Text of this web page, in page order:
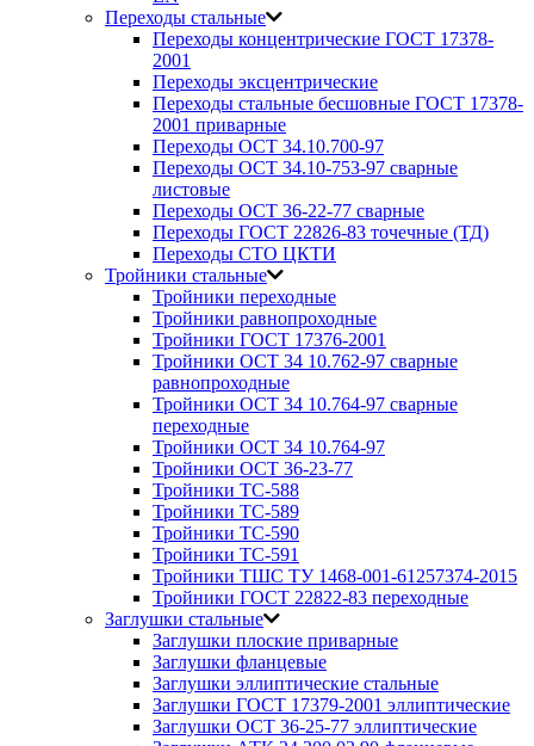
Переходы стальные
Переходы концентрические ГОСТ 17378-
2001
Переходы эксцентрические
Переходы стальные бесшовные ГОСТ 17378-
2001 приварные
Переходы ОСТ 34.10.700-97
Переходы ОСТ 34.10-753-97 сварные
листовые
Переходы ОСТ 36-22-77 сварные
Переходы ГОСТ 22826-83 точечные (ТД)
Переходы СТО ЦКТИ
Тройники стальные
Тройники переходные
Тройники равнопроходные
Тройники ГОСТ 17376-2001
Тройники ОСТ 34 10.762-97 сварные
равнопроходные
Тройники ОСТ 34 10.764-97 сварные
переходные
Тройники ОСТ 34 10.764-97
Тройники ОСТ 36-23-77
Тройники ТС-588
Тройники ТС-589
Тройники ТС-590
Тройники ТС-591
Тройники ТШС ТУ 1468-001-61257374-2015
Тройники ГОСТ 22822-83 переходные
Заглушки стальные
Заглушки плоские приварные
Заглушки фланцевые
Заглушки эллиптические стальные
Заглушки ГОСТ 17379-2001 эллиптические
Заглушки ОСТ 36-25-77 эллиптические